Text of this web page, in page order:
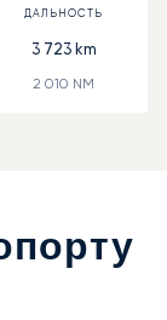
3 723km
2 010 NM